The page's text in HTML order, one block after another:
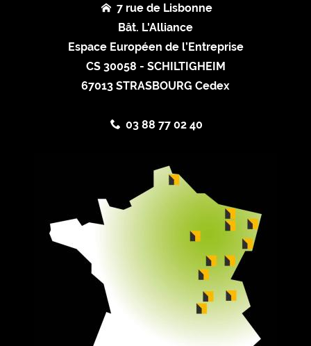
7 rue de Lisbonne
Bât. L'Alliance
Espace Européen de l’Entreprise
CS 30058 - SCHILTIGHEIM
67013 STRASBOURG Cedex
03 88 77 02 40